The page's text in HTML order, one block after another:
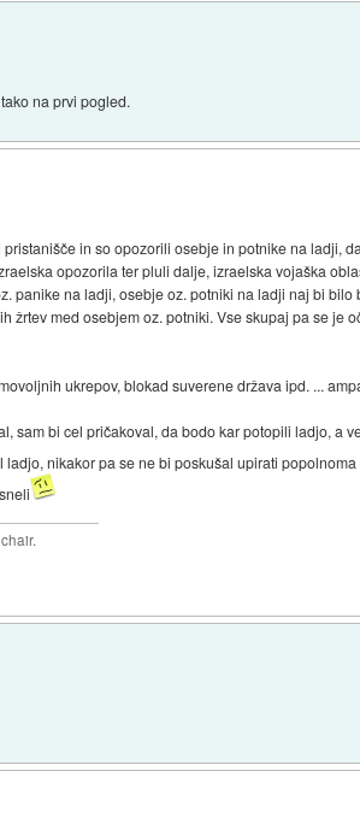
na prvi pogled.
in so opozorili osebje in potnike na ladji,
opozorila ter pluli dalje, izraelska vojaška
panike na ladji, osebje oz. potniki na ladji naj bi
žrtev med osebjem oz. potniki. Vse skupaj pa se je
ukrepov, blokad suverene država ipd. ...
sam bi cel pričakoval, da bodo kar potopili ladjo, a
ladjo, nikakor pa se ne bi poskušal upirati